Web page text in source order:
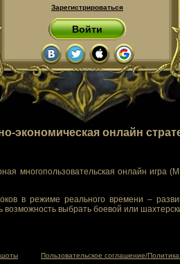
Зарегистрироваться
Войти
экономическая онлайн
многопользовательская онлайн игра
в режиме реального времени –
выбрать боевой или
Пользовательское соглашение/